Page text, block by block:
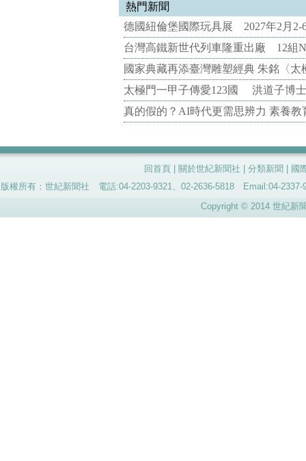
熱門新聞
德國紐倫堡國際玩具展 2027年2月2-
台灣高鐵新世代列車隆重出廠 12組
國家典藏再添臺灣雕塑經典 朱銘〈
太極門一甲子傳愛123國 洪道子博
真的假的？AI時代更需思辨力 素養
回首頁 關於世紀新聞社 分類新聞
國
版權所有：世紀新聞社 電話:04-2203-9321、02-2636-5818 Email:04-
Copyright © 2014 世紀新